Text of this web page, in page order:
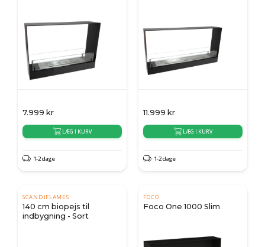
7.999 kr
LÆG I KURV
1-2 dage
11.999 kr
LÆG I KURV
1-2 dage
SCANDIFLAMES
140 cm biopejs til
indbygning - Sort
FOCO
Foco One 1000 Slim